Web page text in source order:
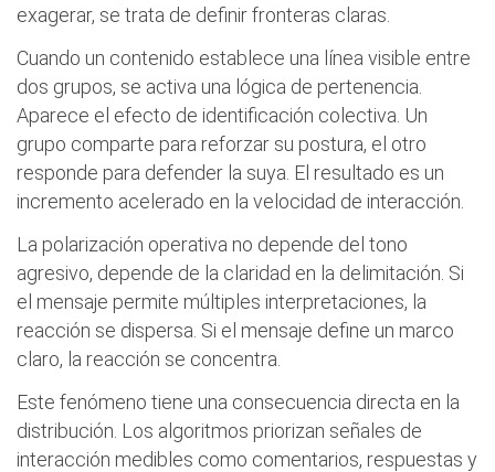
exagerar, se trata de definir fronteras claras.
Cuando un contenido establece una línea visible entre
dos grupos, se activa una lógica de pertenencia.
Aparece el efecto de identificación colectiva. Un
grupo comparte para reforzar su postura, el otro
responde para defender la suya. El resultado es un
incremento acelerado en la velocidad de interacción.
La polarización operativa no depende del tono
agresivo, depende de la claridad en la delimitación. Si
el mensaje permite múltiples interpretaciones, la
reacción se dispersa. Si el mensaje define un marco
claro, la reacción se concentra.
Este fenómeno tiene una consecuencia directa en la
distribución. Los algoritmos priorizan señales de
interacción medibles como comentarios, respuestas y